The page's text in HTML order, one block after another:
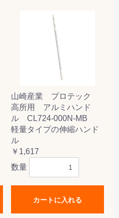
山崎産業 プロテック
高所用 アルミハンド
ル CL724-000N-MB
軽量タイプの伸縮ハンド
ル
￥1,617
数量
カートに入れる